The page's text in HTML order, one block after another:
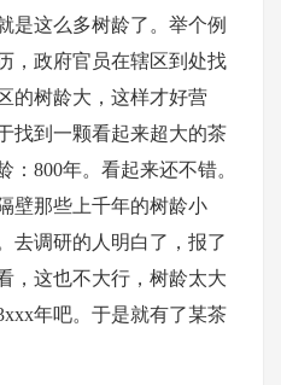
是这么多树龄了。举个例
，政府官员在辖区到处找
的树龄大，这样才好营
找到一颗看起来超大的茶
800年。看起来还不错。
壁那些上千年的树龄小
去调研的人明白了，报了
，这也不大行，树龄太大
年吧。于是就有了某茶